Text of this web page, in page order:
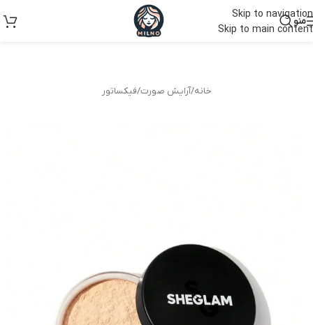
Skip to navigation
Skip to main content
منو
خانه/آرایش صورت/فیکساتور